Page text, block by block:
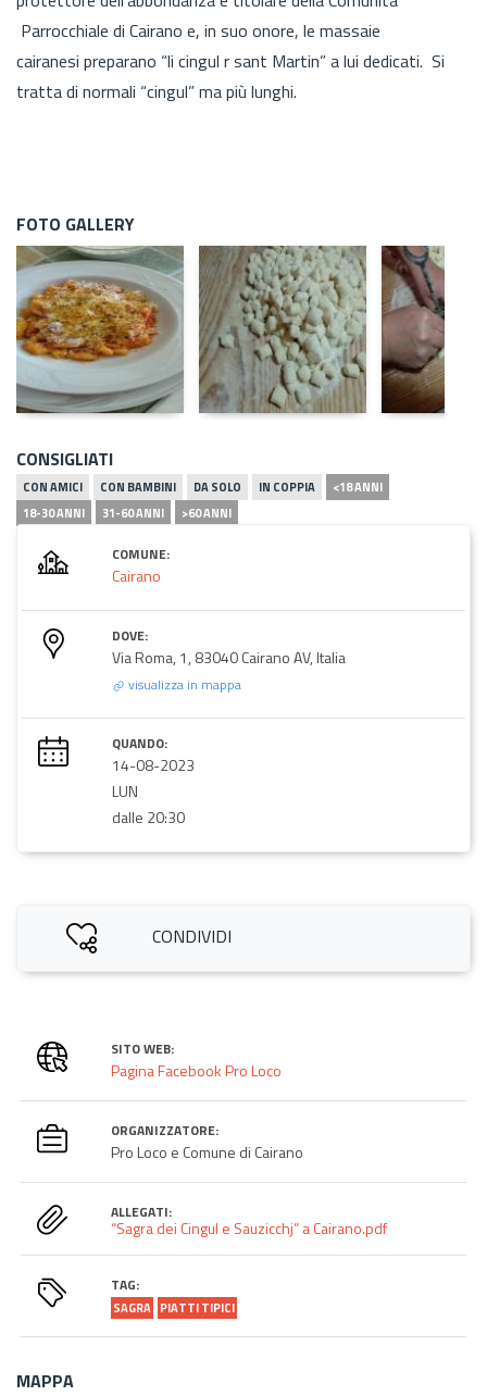
Parrocchiale di Cairano e, in suo onore, le massaie
cairanesi preparano “li cingul r sant Martin” a lui dedicati. Si
tratta di normali “cingul” ma più lunghi.
FOTO GALLERY
CONSIGLIATI
CON AMICI CON BAMBINI DA SOLO IN COPPIA
<18 ANNI
18-30 ANNI
31-60 ANNI >60 ANNI
COMUNE:
Cairano
DOVE:
Via Roma, 1, 83040 Cairano AV, Italia
visualizza in mappa
QUANDO:
14-08-2023
LUN
dalle 20:30
CONDIVIDI
SITO WEB:
Pagina Facebook Pro Loco
ORGANIZZATORE:
Pro Loco e Comune di Cairano
ALLEGATI:
“Sagra dei Cingul e Sauzicchj” a Cairano.pdf
TAG:
SAGRA PIATTI TIPICI
MAPPA